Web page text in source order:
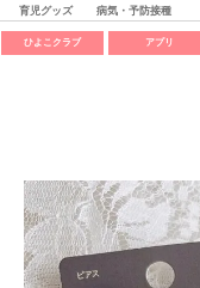
育児グッズ 病気・予防接種
ひよこクラブ アプリ